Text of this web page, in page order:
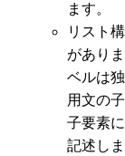
ます。
リスト
があり
ベルは
用文の
子要素
記述し